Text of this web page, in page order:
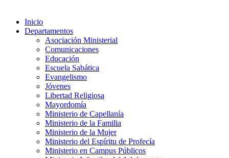
Inicio
Departamentos
Asociación Ministerial
Comunicaciones
Educación
Escuela Sabática
Evangelismo
Jóvenes
Libertad Religiosa
Mayordomía
Ministerio de Capellanía
Ministerio de la Familia
Ministerio de la Mujer
Ministerio del Espíritu de Profecía
Ministerio en Campus Públicos